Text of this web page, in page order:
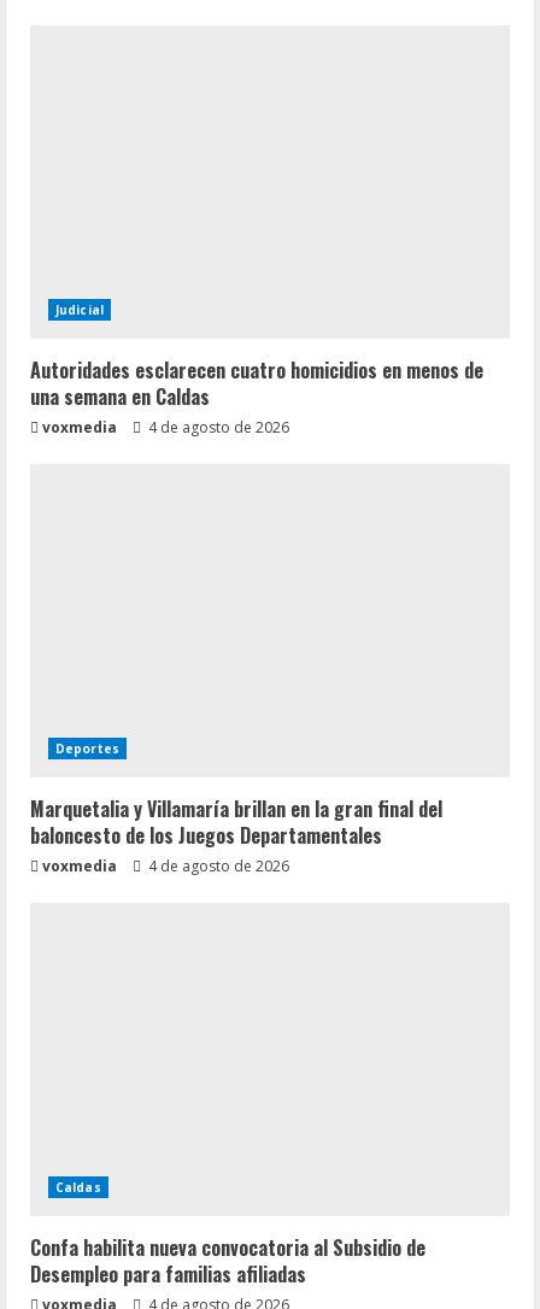
Judicial
Autoridades esclarecen cuatro homicidios en menos de
una semana en Caldas
voxmedia 4 de agosto de 2026
Deportes
Marquetalia y Villamaría brillan en la gran final del
baloncesto de los Juegos Departamentales
voxmedia 4 de agosto de 2026
Caldas
Confa habilita nueva convocatoria al Subsidio de
Desempleo para familias afiliadas
voxmedia 4 de agosto de 2026